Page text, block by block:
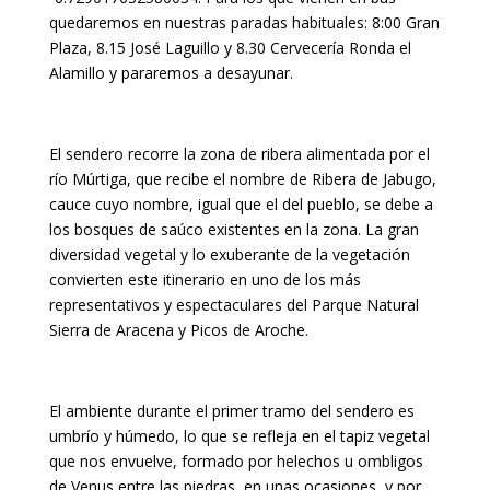
quedaremos en nuestras paradas habituales: 8:00 Gran
Plaza, 8.15 José Laguillo y 8.30 Cervecería Ronda el
Alamillo y pararemos a desayunar.
El sendero recorre la zona de ribera alimentada por el
río Múrtiga, que recibe el nombre de Ribera de Jabugo,
cauce cuyo nombre, igual que el del pueblo, se debe a
los bosques de saúco existentes en la zona. La gran
diversidad vegetal y lo exuberante de la vegetación
convierten este itinerario en uno de los más
representativos y espectaculares del Parque Natural
Sierra de Aracena y Picos de Aroche.
El ambiente durante el primer tramo del sendero es
umbrío y húmedo, lo que se refleja en el tapiz vegetal
que nos envuelve, formado por helechos u ombligos